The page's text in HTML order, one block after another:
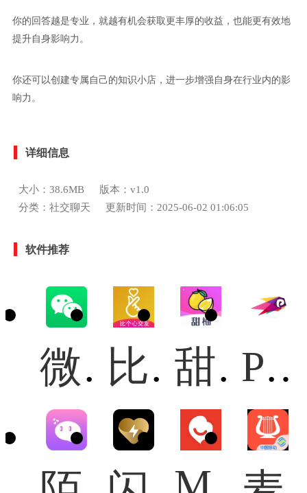
你的回答越是专业，就越有机会获取更丰厚的收益，也能更有效地
提升自身影响力。
你还可以创建专属自己的知识小店，进一步增强自身在行业内的影
响力。
详细信息
大小：38.6MB
版本：v1.0
分类：社交聊天
更新时间：2025-06-02 01:06:05
软件推荐
微信模拟器 比个心交友软件 甜柚 PlanTake社交平台最新版